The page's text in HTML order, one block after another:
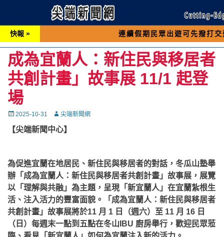
快報 » 連續假期民眾出遊可先撥打交通 「1968
成為宜蘭人：新住民與移居者
共創計畫」故事展 11/1 起登
場
Posted
2025-10-31 Autor尖端新聞網
【尖端新聞中心】
為促進宜蘭在地居民、新住民與移居者的對話，冬瓜山塾舉
辦「成為宜蘭人：新住民與移居者共創計畫」故事展，展覽
以「理解與共融」為主題，呈現「新宜蘭人」在宜蘭紮根生
活、注入活力的豐富面貌。
「成為宜蘭人：新住民與移居者
共創計畫」故事展將於11 月 1 日（週六）至 11 月 16 日
（日）每週末一點到五點在冬山IBU 廚房舉行，歡迎民眾蒞